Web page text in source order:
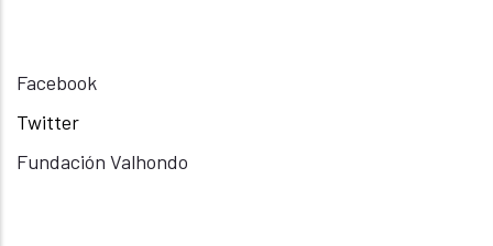
Facebook
Twitter
Fundación Valhondo